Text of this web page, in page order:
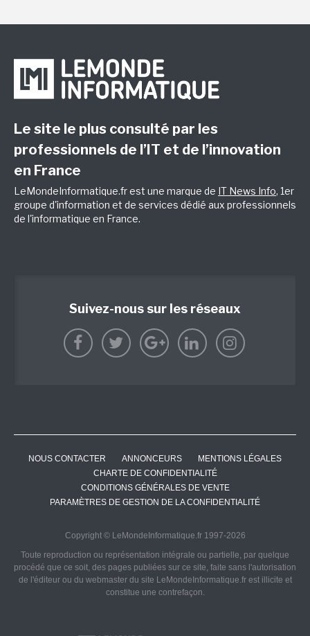
Le site le plus consulté par les
professionnels de l’IT et de l’innovation
en France
LeMondeInformatique.fr est une marque de IT News Info, 1er
groupe d'information et de services dédié aux professionnels
de l'informatique en France.
Suivez-nous sur les réseaux
NOUS CONTACTER ANNONCEURS
MENTIONS LÉGALES
CHARTE DE CONFIDENTIALITÉ
CONDITIONS GÉNÉRALES DE VENTE
PARAMÈTRES DE GESTION DE LA CONFIDENTIALITÉ
Copyright © LeMondeInformatique.fr 1997-2026
Toute reproduction ou représentation intégrale ou partielle, par quelque
procédé que ce soit, des pages publiées sur ce site, faite sans l'autorisation
de l'éditeur ou du webmaster du site LeMondeInformatique.fr est illicite et
constitue une contrefaçon.